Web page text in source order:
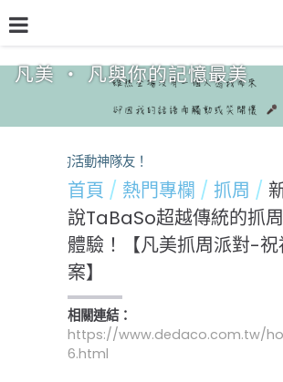
凡美 ‧ 凡與你的記憶最美
熱門專欄 熱銷方案
，您的活動神隊友！
首頁 熱門專欄 抓周
說TaBaSo超越傳統的抓
體驗！【凡美抓周派對-祝
案】
相關連結：
https://www.dedaco.com.tw/
6.html